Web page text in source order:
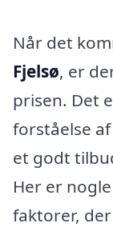
Når det
Fjelsø, er
prisen. Det
forståelse
et godt
Her er
faktorer,